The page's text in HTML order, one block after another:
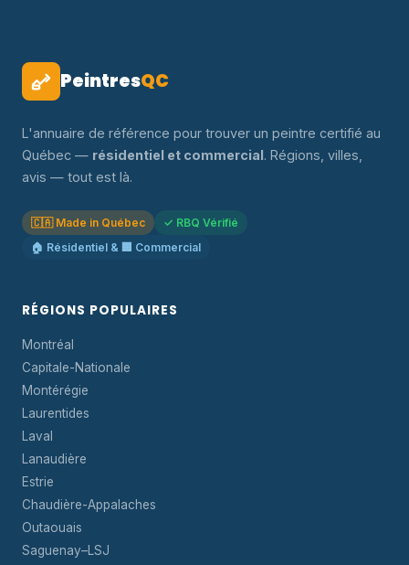
PeintresQC
L'annuaire de référence pour trouver un peintre certifié au
Québec — résidentiel et commercial. Régions, villes,
avis — tout est là.
🇨🇦 Made in Québec
✓ RBQ Vérifié
🏠 Résidentiel & 🏢 Commercial
RÉGIONS POPULAIRES
Montréal
Capitale-Nationale
Montérégie
Laurentides
Laval
Lanaudière
Estrie
Chaudière-Appalaches
Outaouais
Saguenay–LSJ